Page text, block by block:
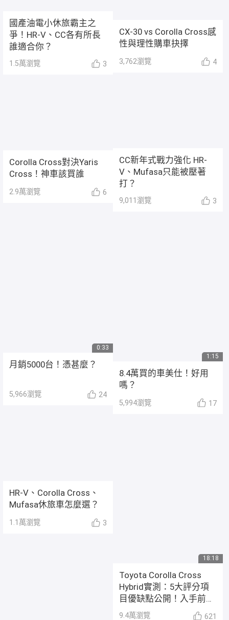
國產油電小休旅霸主之
爭！HR-V、CC各有所長
誰適合你？
1.5萬瀏覽 3
Corolla Cross對決Yaris
Cross！神車該買誰
2.9萬瀏覽 6
0:33
月銷5000台！憑甚麼？
5,966瀏覽 24
HR-V、Corolla Cross、
Mufasa休旅車怎麼選？
1.1萬瀏覽 3
CX-30 vs Corolla Cross感
性與理性購車抉擇
3,762瀏覽 4
CC新年式戰力強化 HR-
V、Mufasa只能被壓著
打？
9,011 瀏覽 3
1:15
8.4萬買的車美仕！好用
嗎？
5,994瀏覽 17
18:18
Toyota Corolla Cross
Hybrid實測：5大評分項
目優缺點公開！入手前想
清楚！
9.4萬瀏覽 621